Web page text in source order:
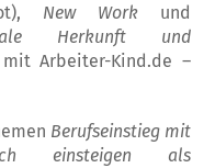
New Workund
Herkunft und
Arbeiter-Kind.de –
Berufseinstieg mit
einsteigen als